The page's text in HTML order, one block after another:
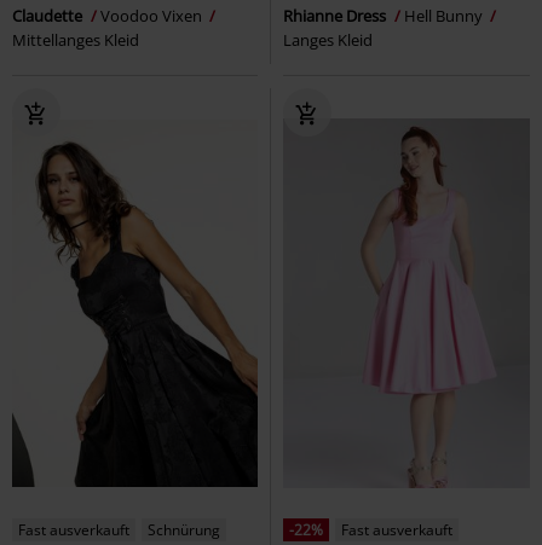
Claudette
Voodoo Vixen
Mittellanges Kleid
Rhianne Dress
Hell Bunny
Langes Kleid
Fast ausverkauft Schnürung -22%
Fast ausverkauft